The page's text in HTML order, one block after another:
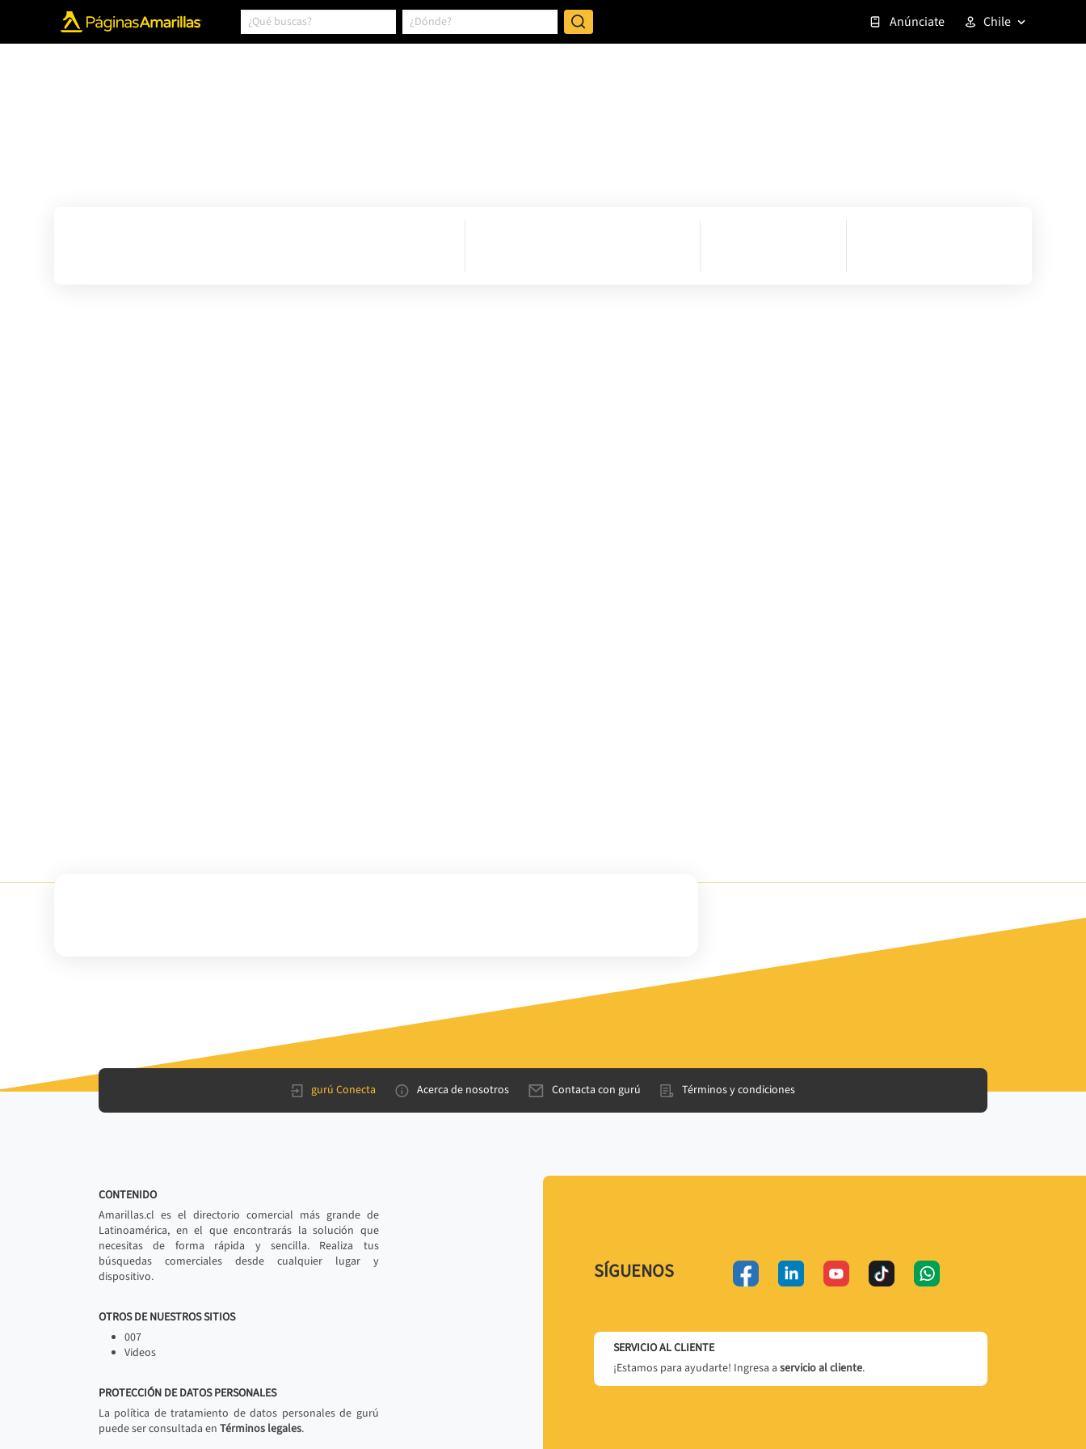
Anúnciate Chile
gurú Conecta Acerca de nosotros Contacta con gurú Términos y condiciones
CONTENIDO
Amarillas.cl es el directorio comercial más grande de
Latinoamérica, en el que encontrarás la solución que
necesitas de forma rápida y sencilla. Realiza tus
búsquedas comerciales desde cualquier lugar y
dispositivo.
OTROS DE NUESTROS SITIOS
007
Videos
PROTECCIÓN DE DATOS PERSONALES
La política de tratamiento de datos personales de gurú
puede ser consultada en Términos legales.
SÍGUENOS
SERVICIO AL CLIENTE
¡Estamos para ayudarte! Ingresa a servicio al cliente.